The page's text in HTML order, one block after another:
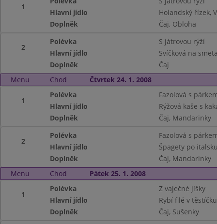
1
Hlavní jídlo
Holandský řízek,
Doplněk
Čaj, Obloha
2
Polévka
S játrovou rýží
Hlavní jídlo
Svíčková na
Doplněk
Čaj
Menu
Chod Čtvrtek 24. 1. 2008
1
Polévka
Fazolová s
Hlavní jídlo
Rýžová kaše s
Doplněk
Čaj, Mandarinky
2
Polévka
Fazolová s
Hlavní jídlo
Špagety po
Doplněk
Čaj, Mandarinky
Menu
Chod Pátek 25. 1. 2008
1
Polévka
Z vaječné jíšky
Hlavní jídlo
Rybí filé v
Doplněk
Čaj, Sušenky